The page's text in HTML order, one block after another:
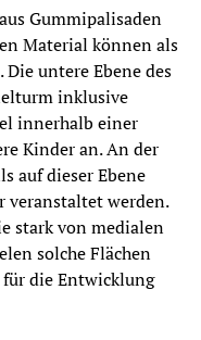
Gummipalisaden
Material können als
untere Ebene des
inklusive
innerhalb einer
Kinder an. An der
auf dieser Ebene
veranstaltet werden.
stark von medialen
solche Flächen
die Entwicklung